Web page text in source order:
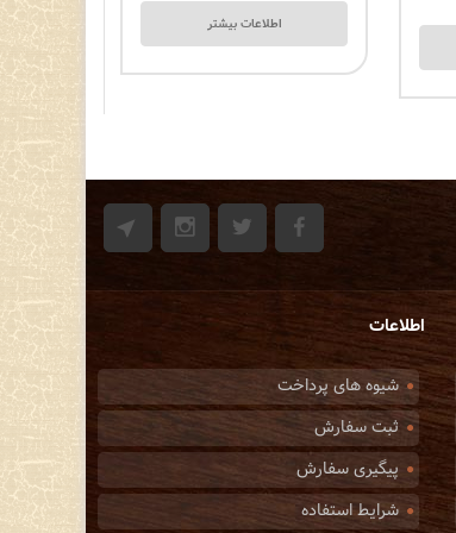
اطلاعات بیشتر
اطلاعات
شیوه های پرداخت
ثبت سفارش
پیگیری سفارش
شرایط استفاده